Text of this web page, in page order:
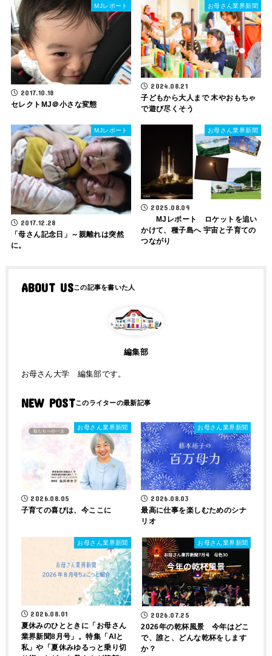
MJレポート
2017.10.18
セレクトMJ＠小さな変態
お母さん業界新聞
2024.08.21
子どもから大人まで 木やおもちゃ
で遊び尽くそう
MJレポート
2017.12.28
「母さん記念日」～親離れは突然
に。
お母さん業界新聞
2025.08.09
MJレポート ロケットを追い
かけて、種子島へ 宇宙と子育ての
つながり
ABOUT US
編集部
お母さん大学 編集部です。
NEW POST
お母さん業界新聞
2026.08.05
子育ての喜びは、今ここに
お母さん業界新聞
2026.08.03
最高に仕事を楽しむためのシナ
リオ
お母さん業界新聞
2026.08.01
夏休みのひとときに「お母さん
業界新聞8月号」。特集「AIと
私」や「夏休みゆるっと乗り切
お母さん業界新聞
2026.07.25
2026年の乾杯風景 今年はどこ
で、誰と、どんな乾杯をします
か？